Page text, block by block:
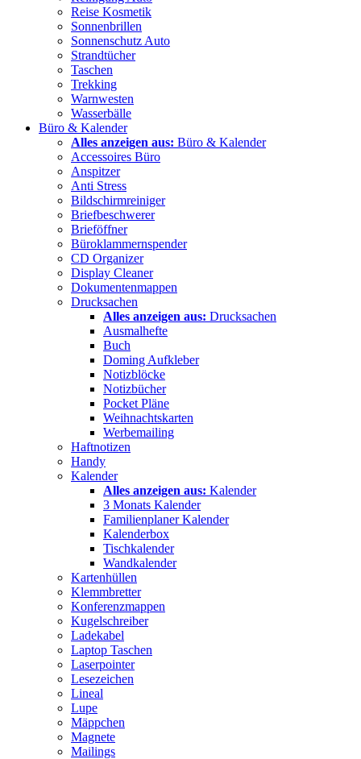
Reise Kosmetik
Sonnenbrillen
Sonnenschutz Auto
Strandtücher
Taschen
Trekking
Warnwesten
Wasserbälle
Büro & Kalender
Alles anzeigen aus: Büro & Kalender
Accessoires Büro
Anspitzer
Anti Stress
Bildschirmreiniger
Briefbeschwerer
Brieföffner
Büroklammernspender
CD Organizer
Display Cleaner
Dokumentenmappen
Drucksachen
Alles anzeigen aus: Drucksachen
Ausmalhefte
Buch
Doming Aufkleber
Notizblöcke
Notizbücher
Pocket Pläne
Weihnachtskarten
Werbemailing
Haftnotizen
Handy
Kalender
Alles anzeigen aus: Kalender
3 Monats Kalender
Familienplaner Kalender
Kalenderbox
Tischkalender
Wandkalender
Kartenhüllen
Klemmbretter
Konferenzmappen
Kugelschreiber
Ladekabel
Laptop Taschen
Laserpointer
Lesezeichen
Lineal
Lupe
Mäppchen
Magnete
Mailings